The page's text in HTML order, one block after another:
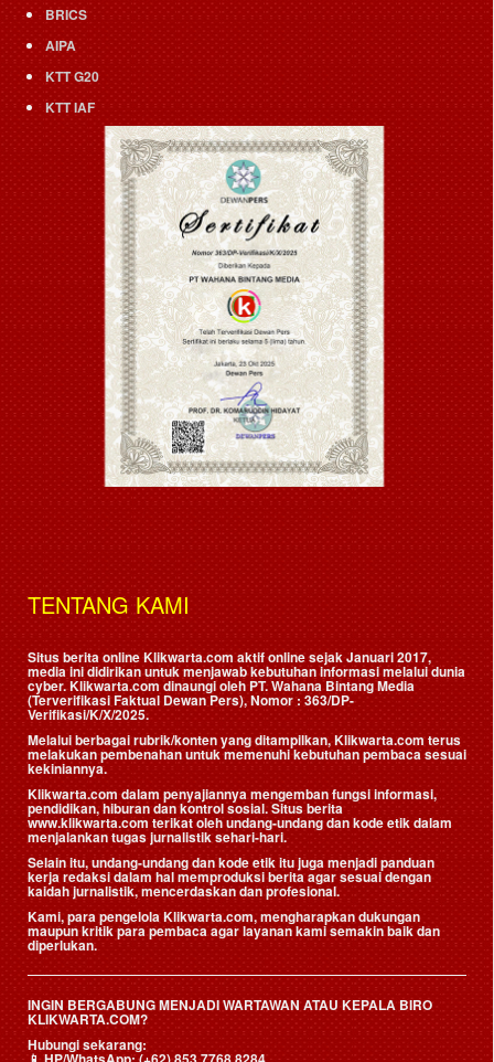
BRICS
AIPA
KTT G20
KTT IAF
TENTANG KAMI
Situs berita online Klikwarta.com aktif online sejak Januari 2017,
media ini didirikan untuk menjawab kebutuhan informasi melalui dunia
cyber. Klikwarta.com dinaungi oleh PT. Wahana Bintang Media
(Terverifikasi Faktual Dewan Pers), Nomor : 363/DP-
Verifikasi/K/X/2025.
Melalui berbagai rubrik/konten yang ditampilkan, Klikwarta.com terus
melakukan pembenahan untuk memenuhi kebutuhan pembaca sesuai
kekiniannya.
Klikwarta.com dalam penyajiannya mengemban fungsi informasi,
pendidikan, hiburan dan kontrol sosial. Situs berita
www.klikwarta.com terikat oleh undang-undang dan kode etik dalam
menjalankan tugas jurnalistik sehari-hari.
Selain itu, undang-undang dan kode etik itu juga menjadi panduan
kerja redaksi dalam hal memproduksi berita agar sesuai dengan
kaidah jurnalistik, mencerdaskan dan profesional.
Kami, para pengelola Klikwarta.com, mengharapkan dukungan
maupun kritik para pembaca agar layanan kami semakin baik dan
diperlukan.
INGIN BERGABUNG MENJADI WARTAWAN ATAU KEPALA BIRO
KLIKWARTA.COM?
Hubungi sekarang: